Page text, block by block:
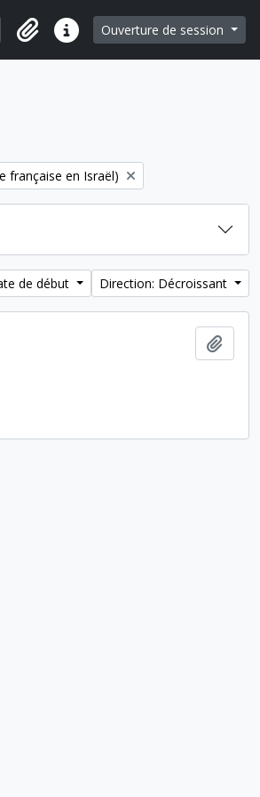
Search in browse page
Liens rapidesOuverture de session
française en Israël)
de début Direction: Décroissant